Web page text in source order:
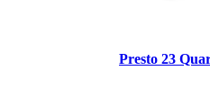
Presto 23